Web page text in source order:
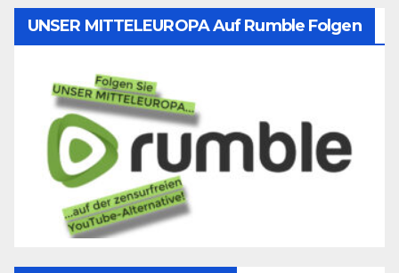
UNSER MITTELEUROPA Auf Rumble Folgen